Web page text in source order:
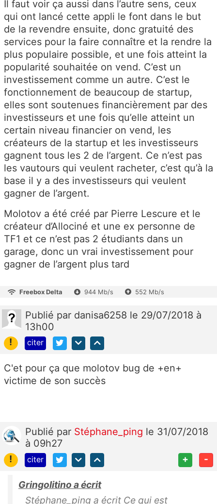
Il faut voir ça aussi dans l’autre sens, ceux
qui ont lancé cette appli le font dans le but
de la revendre ensuite, donc gratuité des
services pour la faire connaître et la rendre la
plus populaire possible, et une fois atteint la
popularité souhaitée on vend. C’est un
investissement comme un autre. C’est le
fonctionnement de beaucoup de startup,
elles sont soutenues financièrement par des
investisseurs et une fois qu’elle atteint un
certain niveau financier on vend, les
créateurs de la startup et les investisseurs
gagnent tous les 2 de l’argent. Ce n’est pas
les vautours qui veulent racheter, c’est qu’à la
base il y a des investisseurs qui veulent
gagner de l’argent.
Molotov a été créé par Pierre Lescure et le
créateur d’Allociné et une ex personne de
TF1 et ce n’est pas 2 étudiants dans un
garage, donc un vrai investissement pour
gagner de l’argent plus tard
Freebox Delta 944 Mb/s 552 Mb/s
Publié par danisa6258 le 29/07/2018 à
13h00
!
citer
C'et pour ça que molotov bug de +en+
victime de son succès
Publié par Stéphane_ping le 31/07/2018
à 09h27
!
citer + -
Gringolitino a écrit
Stéphane_ping a écrit Ce qui est